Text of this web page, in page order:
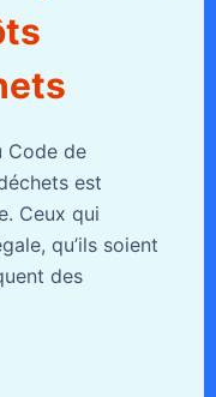
Code de
est
Ceux qui
qu’ils soient
des